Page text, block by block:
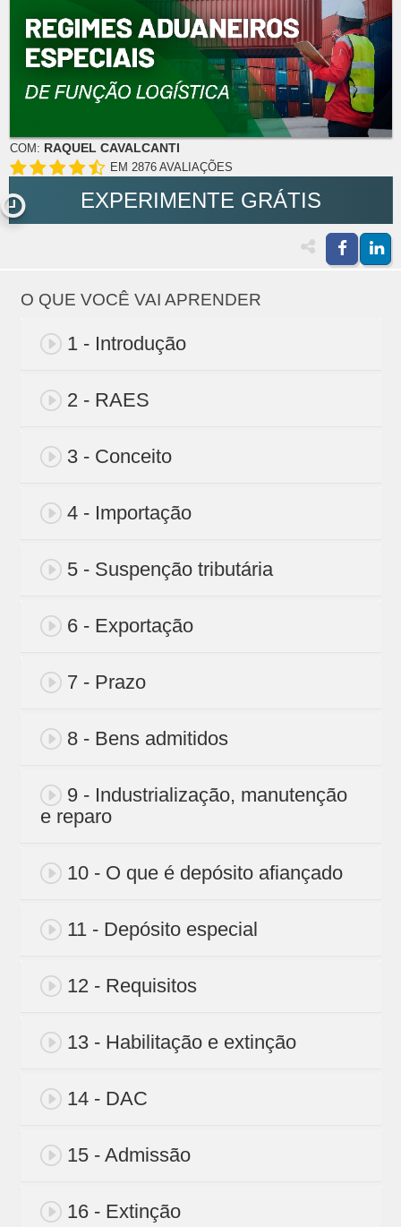
COM: RAQUEL CAVALCANTI
EM 2876 AVALIAÇÕES
EXPERIMENTE GRÁTIS
O QUE VOCÊ VAI APRENDER
1 - Introdução
2 - RAES
3 - Conceito
4 - Importação
5 - Suspenção tributária
6 - Exportação
7 - Prazo
8 - Bens admitidos
9 - Industrialização, manutenção
e reparo
10 - O que é depósito afiançado
11 - Depósito especial
12 - Requisitos
13 - Habilitação e extinção
14 - DAC
15 - Admissão
16 - Extinção